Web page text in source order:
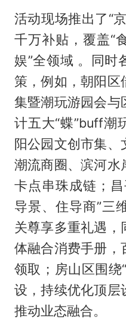
活动现场推出了“
千万补贴，覆盖“
娱”全领域 。同时
策，例如，朝阳区
集暨潮玩游园会与
计五大“蝶”buff潮
阳公园文创市集、
潮流商圈、滨河水
卡点串珠成链；
导景、住导商”三
关尊享多重礼遇
体融合消费手册，
领取；房山区围绕
设，持续优化顶层
推动业态融合。